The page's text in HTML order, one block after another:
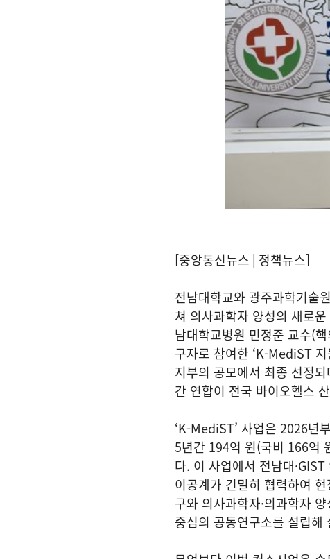
[중앙통신뉴스│정책뉴스]
전남대학교와 광주과학기술
쳐 의사과학자 양성의 새로
남대학교병원 민정준 교수(
구자로 참여한 ‘K-MediST
지부의 공모에서 최종 선정
간 연합이 전국 바이오헬스
‘K-MediST’ 사업은 2026년
5년간 194억 원(국비 166억
다. 이 사업에서 전남대
이공계가 긴밀히 협력하여
구와 의사과학자·의과학자
중심의 공동연구소를 설립